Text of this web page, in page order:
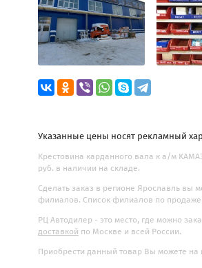
Указанные цены носят рекламный
Крестовина карданного вала к а/м
руб. в наличии на складе.
Сделать заказ в регионе Ярославль вы
филиалов. Список филиалов по продаже
РЦ Автодилер - это место, где можно
доставкой по Москве и всей России.
Приобрести данный товар Вы можете